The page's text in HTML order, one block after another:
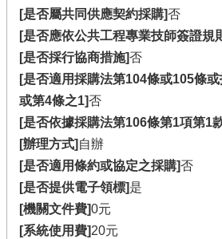
[是否屬共同供應契約採購]否
[是否應依公共工程專業技師簽證規
[是否採行協商措施]否
[是否適用採購法第104條或105條
或第4條之1]否
[是否依據採購法第106條第1項第1
[辦理方式] 自辦
[是否適用條約或協定之採購]否
[是否提供電子領標]是
[機關文件費]0元
[系統使用費]20元